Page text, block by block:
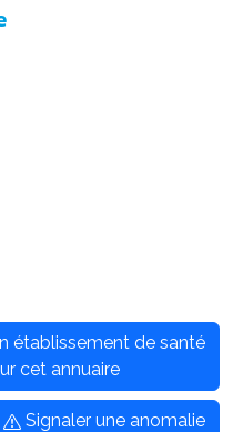
établissement de santé
cet annuaire
Signaler une anomalie